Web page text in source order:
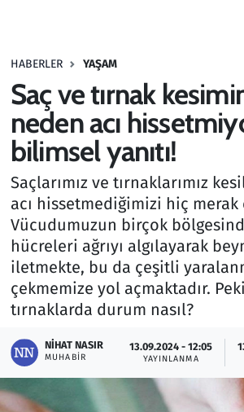
HABERLER YAŞAM
Saç ve tırnak
neden acı
bilimsel yanıtı!
Saçlarımız ve tırnaklarımız
acı hissetmediğimizi hiç
Vücudumuzun birçok
hücreleri ağrıyı algılayarak
iletmekte, bu da çeşitli
çekmemize yol açmaktadır.
tırnaklarda durum nasıl?
NIHAT NASIR
MUHABIR
13.09.2024 - 12:05
YAYINLANMA
Haber
Kültür Sanat
Kurumsal Haberler
Lezzet Durağı
Memur ve Kamu
Otomobil
Oyun
Ramazan
Resmi İlanlar